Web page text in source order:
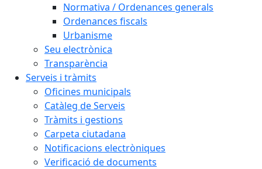
Normativa / Ordenances generals
Ordenances fiscals
Urbanisme
Seu electrònica
Transparència
Serveis i tràmits
Oficines municipals
Catàleg de Serveis
Tràmits i gestions
Carpeta ciutadana
Notificacions electròniques
Verificació de documents